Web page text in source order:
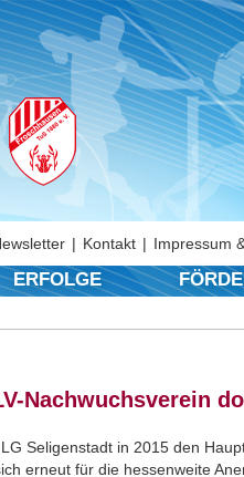
Kontakt Impressum
ERFOLGE
Nachwuchsverein
Seligenstadt in 2015 den
erneut für die hessenweite